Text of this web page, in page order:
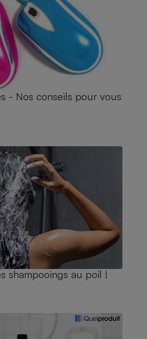
- Nos conseils pour vous
shampooings au poil !